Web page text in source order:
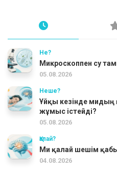
Не?
Микроскоппен су
05.08.2026
Неше?
Ұйқы кезінде мидың
жұмыс істейді?
05.08.2026
Қалай?
Ми қалай шешім
04.08.2026